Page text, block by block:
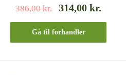
386,00kr. 314,00kr.
Gå til forhandler